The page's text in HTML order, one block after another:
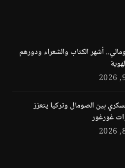
أشهر الكتاب والشعراء ودورهم
بين الصومال وتركيا يتعزز
غورغور